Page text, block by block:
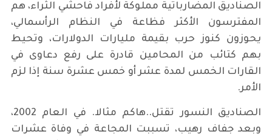
الصناديق المضارباتية مملوكة لأفراد فاحشي الثراء، هم
المفترسون الأكثر فظاعة في النظام الرأسمالي،
يحوزون كنوز حرب بقيمة مليارات الدولارات، وتحيط
بهم كتائب من المحامين قادرة على رفع دعاوى في
القارات الخمس لمدة عشر أو خمس عشرة سنة إذا لزم
الأمر.
الصناديق النسور تقتل..هاكم مثالا. في العام 2002،
وبعد جفاف رهيب، تسببت المجاعة في وفاة عشرات